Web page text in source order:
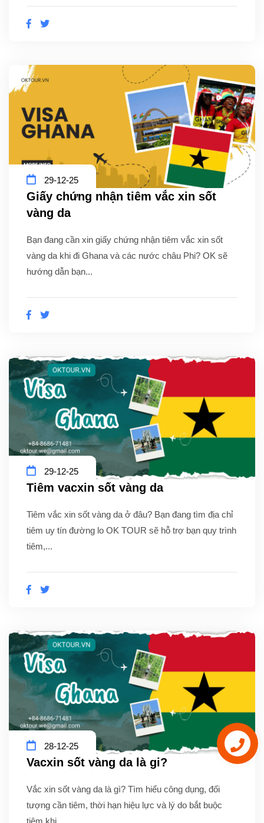
29-12-25
Giấy chứng nhận tiêm vắc xin sốt
vàng da
Bạn đang cần xin giấy chứng nhận tiêm vắc xin sốt
vàng da khi đi Ghana và các nước châu Phi? OK sẽ
hướng dẫn bạn...
29-12-25
Tiêm vacxin sốt vàng da
Tiêm vắc xin sốt vàng da ở đâu? Bạn đang tìm địa chỉ
tiêm uy tín đường lo OK TOUR sẽ hỗ trợ bạn quy trình
tiêm,...
28-12-25
Vacxin sốt vàng da là gi?
Vắc xin sốt vàng da là gì? Tìm hiểu công dụng, đối
tượng cần tiêm, thời hạn hiệu lực và lý do bắt buộc
tiêm khi...